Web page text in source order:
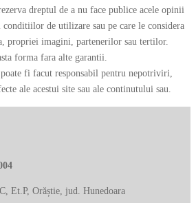
dreptul de a nu face publice acele opinii
de utilizare sau pe care le considera
propriei imagini, partenerilor sau tertilor.
forma fara alte garantii.
fi facut responsabil pentru nepotriviri,
ale acestui site sau ale continutului sau.
Et.P, Orăștie, jud. Hunedoara